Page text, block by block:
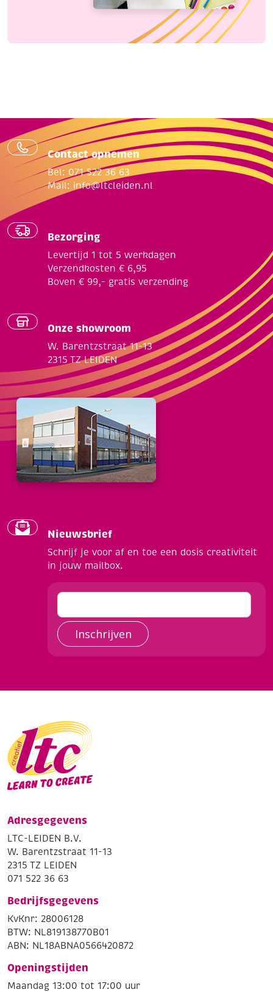
Contact opnemen
Bel: 071 522 36 63
Mail: info@ltcleiden.nl
Bezorging
Levertijd 1 tot 5 werkdagen
Verzendkosten € 6,95
Boven € 99,- gratis verzending
Onze showroom
W. Barentzstraat 11-13
2315 TZ LEIDEN
Nieuwsbrief
Schrijf je voor af en toe een dosis creativiteit
in jouw mailbox.
Inschrijven
Adresgegevens
LTC-LEIDEN B.V.
W. Barentzstraat 11-13
2315 TZ LEIDEN
071 522 36 63
Bedrijfsgegevens
KvKnr: 28006128
BTW: NL819138770B01
ABN: NL18ABNA0566420872
Openingstijden
Maandag 13:00 tot 17:00 uur